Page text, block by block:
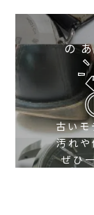
の
古いモ
汚れ
ぜひ